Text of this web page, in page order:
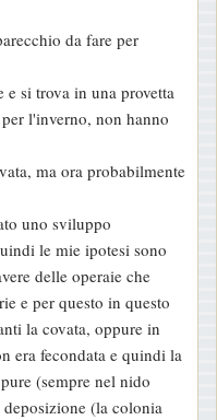
da fare per
si trova in una provetta
l'inverno, non hanno
ma ora probabilmente
uno sviluppo
le mie ipotesi sono
delle operaie che
e per questo in questo
la covata, oppure in
era fecondata e quindi la
(sempre nel nido
(la colonia